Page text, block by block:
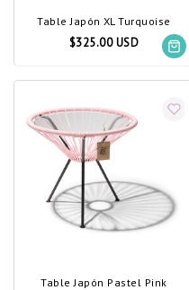
Table Japón XL Turquoise
$325.00 USD
Table Japón Pastel Pink